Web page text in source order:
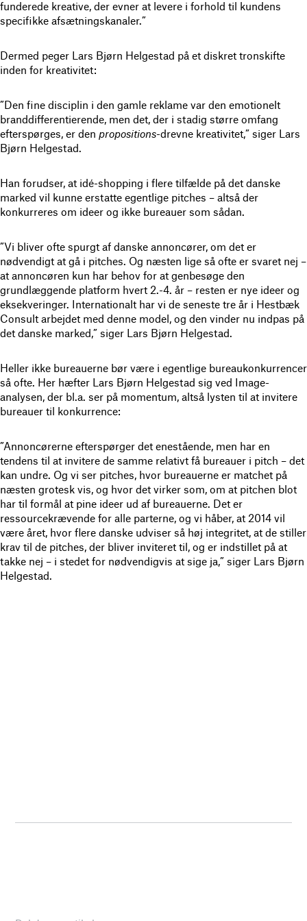
funderede kreative, der evner at levere i forhold til kundens
specifikke afsætningskanaler.”
Dermed peger Lars Bjørn Helgestad på et diskret tronskifte
inden for kreativitet:
”Den fine disciplin i den gamle reklame var den emotionelt
branddifferentierende, men det, der i stadig større omfang
efterspørges, er den propositions-drevne kreativitet,” siger Lars
Bjørn Helgestad.
Han forudser, at idé-shopping i flere tilfælde på det danske
marked vil kunne erstatte egentlige pitches – altså der
konkurreres om ideer og ikke bureauer som sådan.
”Vi bliver ofte spurgt af danske annoncører, om det er
nødvendigt at gå i pitches. Og næsten lige så ofte er svaret nej –
at annoncøren kun har behov for at genbesøge den
grundlæggende platform hvert 2.-4. år – resten er nye ideer og
eksekveringer. Internationalt har vi de seneste tre år i Hestbæk
Consult arbejdet med denne model, og den vinder nu indpas på
det danske marked,” siger Lars Bjørn Helgestad.
Heller ikke bureauerne bør være i egentlige bureaukonkurrencer
så ofte. Her hæfter Lars Bjørn Helgestad sig ved Image-
analysen, der bl.a. ser på momentum, altså lysten til at invitere
bureauer til konkurrence:
”Annoncørerne efterspørger det enestående, men har en
tendens til at invitere de samme relativt få bureauer i pitch – det
kan undre. Og vi ser pitches, hvor bureauerne er matchet på
næsten grotesk vis, og hvor det virker som, om at pitchen blot
har til formål at pine ideer ud af bureauerne. Det er
ressourcekrævende for alle parterne, og vi håber, at 2014 vil
være året, hvor flere danske udviser så høj integritet, at de stiller
krav til de pitches, der bliver inviteret til, og er indstillet på at
takke nej – i stedet for nødvendigvis at sige ja,” siger Lars Bjørn
Helgestad.